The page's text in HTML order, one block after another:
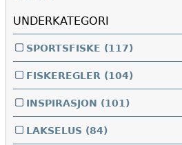
UNDERKATEGORI
SPORTSFISKE (117)
FISKEREGLER (104)
INSPIRASJON (101)
LAKSELUS (84)